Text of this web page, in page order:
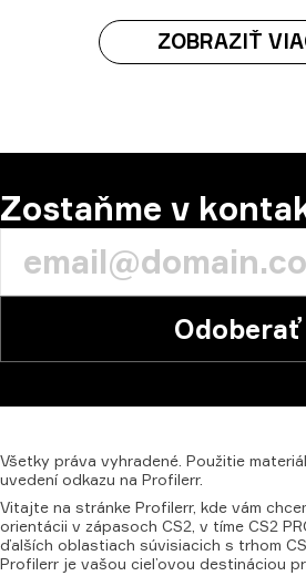
ZOBRAZIŤ
Zostaňme v
Odoberať
Všetky práva vyhradené. Použitie
uvedení odkazu na Profilerr.
Vitajte na stránke Profilerr, kde vám
orientácii v zápasoch CS2, v tíme CS2
ďalších oblastiach súvisiacich s trhom
Profilerr je vašou cieľovou destináciou